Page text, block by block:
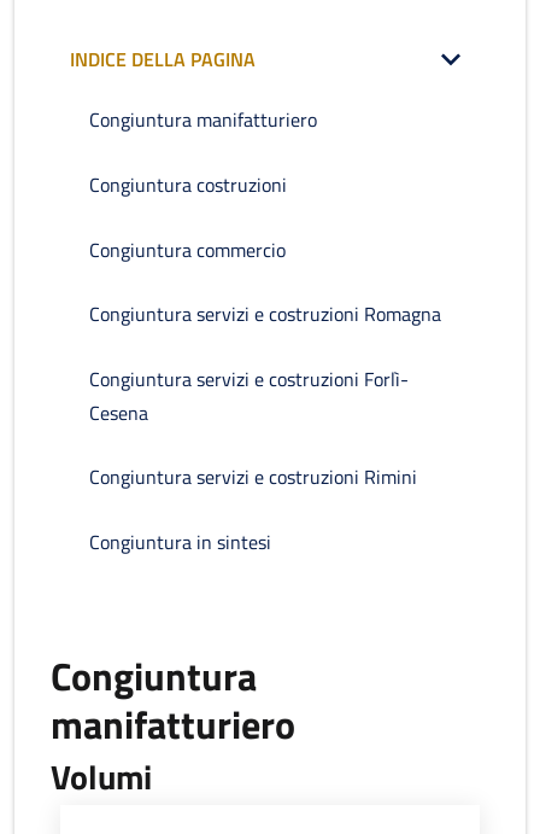
INDICE DELLA PAGINA
Congiuntura manifatturiero
Congiuntura costruzioni
Congiuntura commercio
Congiuntura servizi e costruzioni Romagna
Congiuntura servizi e costruzioni Forlì-
Cesena
Congiuntura servizi e costruzioni Rimini
Congiuntura in sintesi
Congiuntura
manifatturiero
Volumi